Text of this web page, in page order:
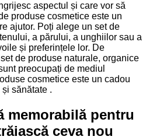
aspectul și care vor să
produse cosmetice este un
ajutor. Poți alege un set de
a părului, a unghiilor sau a
și preferințele lor. De
de produse naturale, organice
preocupați de mediul
cosmetice este un cadou
sănătate .
memorabilă pentru
ceva nou